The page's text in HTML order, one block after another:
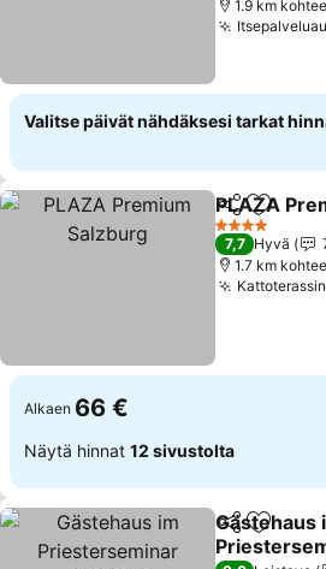
1.9 km
Valitse päivät nähdäksesi tarkat
Jaa Lisää
PLAZA
4 Tähtiluokitus
7,7 Hyvä
1.7 km
Alkaen 66 €
Näytä hinnat 12 sivustolta
Jaa Lisää
Gästehaus